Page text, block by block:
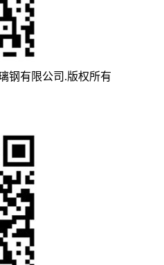
钢有限公司.版权所有